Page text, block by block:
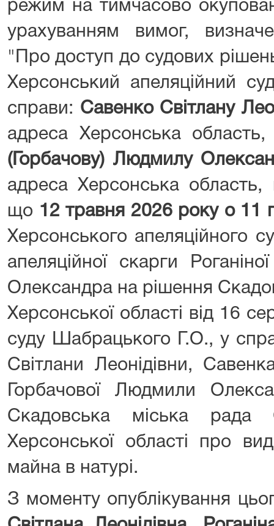
режим на тимчасово
урахуванням вимог,
"Про доступ до судових
Херсонський апеляційний
справи: Савенко Світлану
адреса Херсонська
(Горбачову) Людмилу
адреса Херсонська
що 12 травня 2026 року о 11
Херсонського апеляційного
апеляційної скарги
Олександра на рішення
Херсонської області від 16
суду Шабрацького Г.О., у
Світлани Леонідівни,
Горбачової Людмили
Скадовська міська рада
Херсонської області про
майна в натурі.
З моменту опублікування